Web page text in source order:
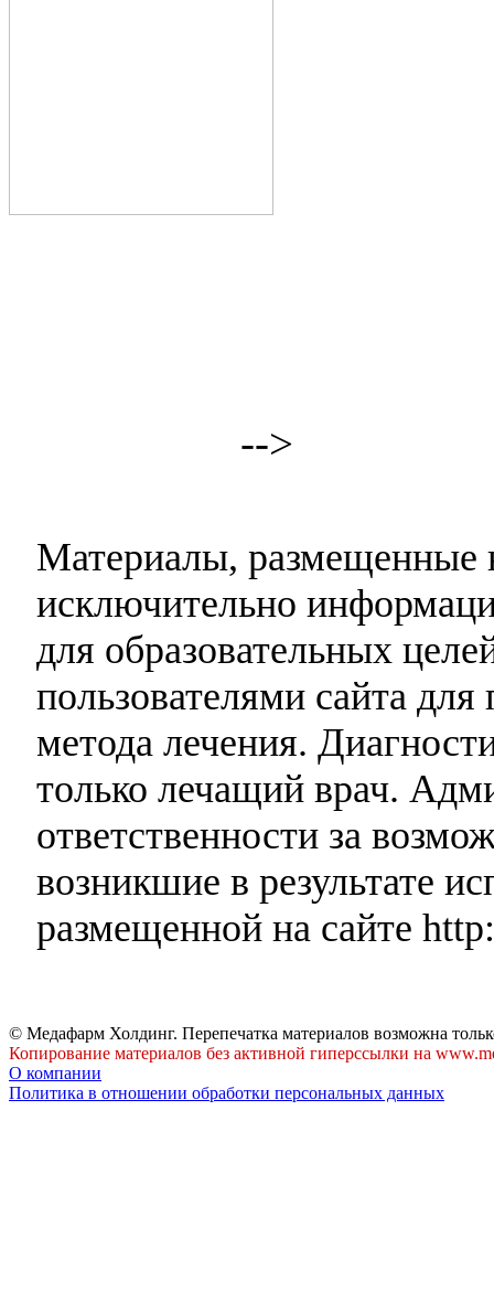
-->
Материалы, размещенные
исключительно
для образовательных
пользователями сайта
метода лечения.
только лечащий врач.
ответственности за
возникшие в результате
размещенной на сайте
© Медафарм Холдинг. Перепечатка материалов возможна
Копирование материалов без активной гиперссылки на
О компании
Политика в отношении обработки персональных данных